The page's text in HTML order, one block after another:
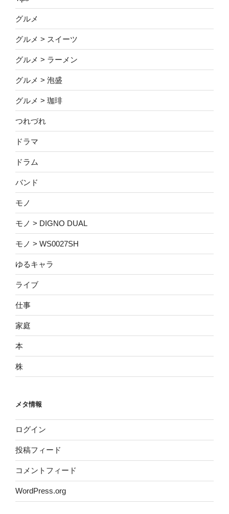
グルメ
グルメ > スイーツ
グルメ > ラーメン
グルメ > 泡盛
グルメ > 珈琲
つれづれ
ドラマ
ドラム
バンド
モノ
モノ > DIGNO DUAL
モノ > WS0027SH
ゆるキャラ
ライブ
仕事
家庭
本
株
メタ情報
ログイン
投稿フィード
コメントフィード
WordPress.org